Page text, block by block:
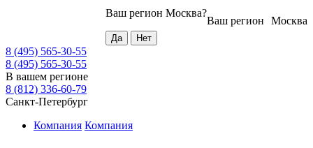
Москва
Ваш регион
Ваш регион Москва?
8 (495) 565-30-55
8 (495) 565-30-55
В вашем регионе
8 (812) 336-60-79
Санкт-Петербург
Компания Компания